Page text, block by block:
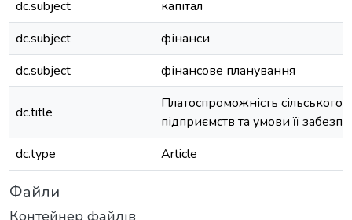
dc.subject
капітал
dc.subject
фінанси
dc.subject
фінансове планування
dc.title
Платоспроможність
підприємств та умови її
dc.type
Article
Файли
Контейнер файлів